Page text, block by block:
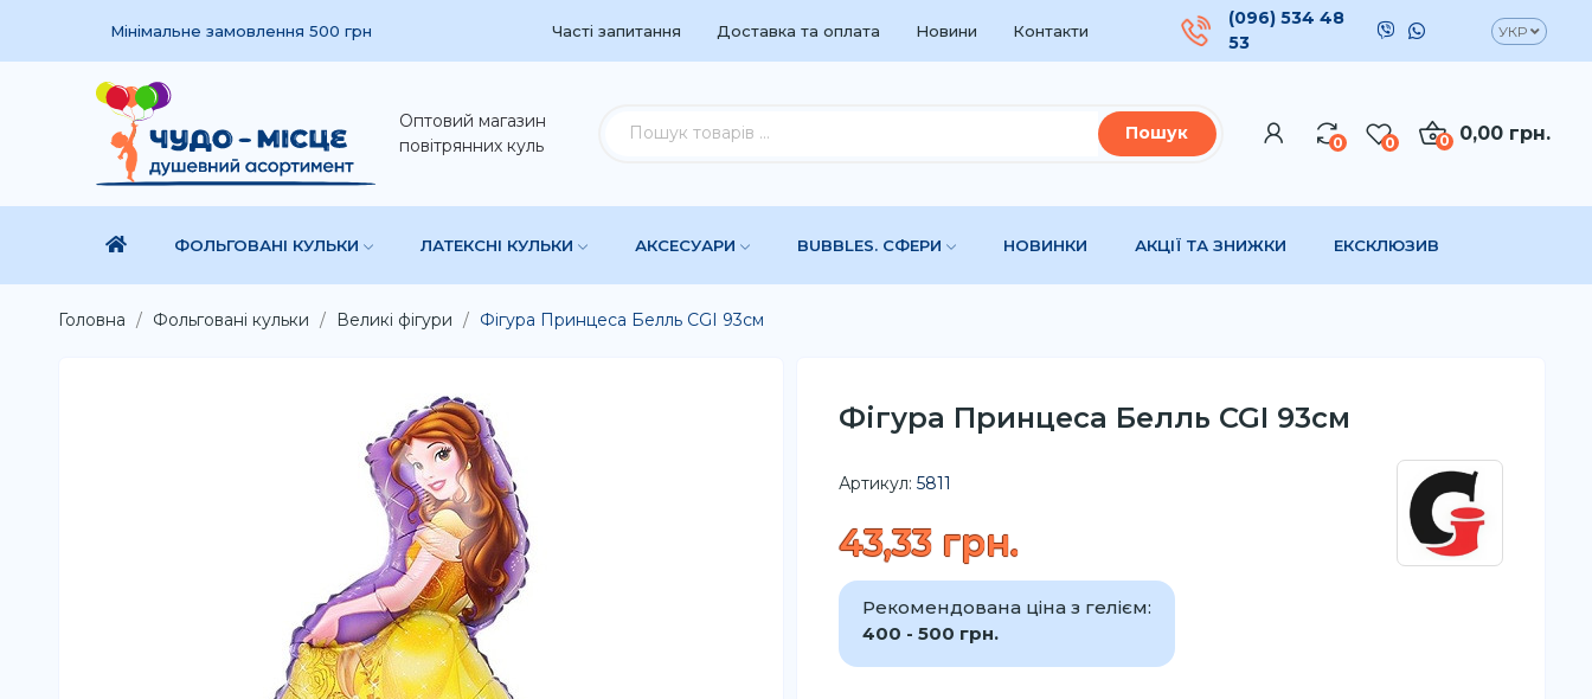
Мінімальне замовлення 500 грн Часті запитання Доставка та оплата Новини Контакти
(096) 534 48
53
УКР
Оптовий магазин
повітрянних куль
Пошук 0 0 0,00 грн.
0
ФОЛЬГОВАНІ КУЛЬКИ ЛАТЕКСНІ КУЛЬКИ АКСЕСУАРИ BUBBLES. СФЕРИ НОВИНКИ АКЦІЇ ТА ЗНИЖКИ ЕКСКЛЮЗИВ
Головна Фольговані кульки Великі фігури Фігура Принцеса Белль CGI 93см
Фігура Принцеса Белль CGI 93см
Артикул: 5811
43,33 грн.
Рекомендована ціна з гелієм:
400 - 500 грн.